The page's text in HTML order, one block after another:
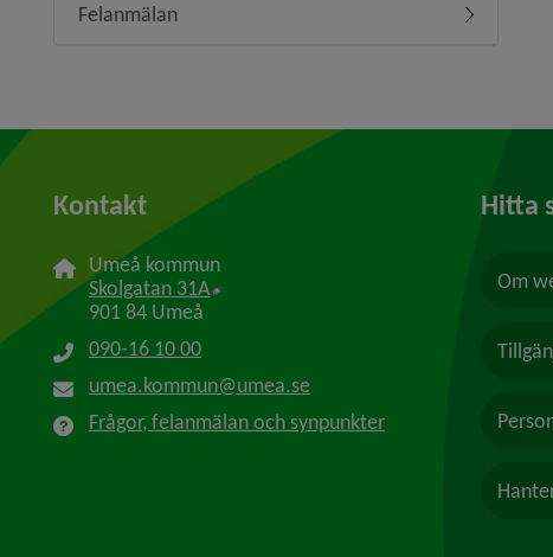
Felanmälan Undermeny
Kontakt
Umeå kommun
Skolgatan 31A Länk till annan webbplats, öppnas i
901 84 Umeå
090-16 10 00
umea.kommun@umea.se
Frågor, felanmälan och synpunkter
Hitta
Om